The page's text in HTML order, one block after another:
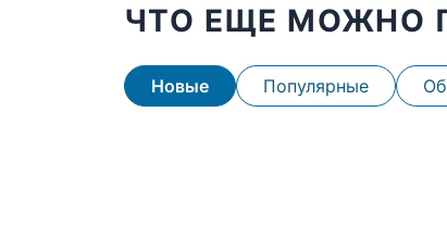
ЧТО ЕЩЕ МОЖНО
Новые Популярные